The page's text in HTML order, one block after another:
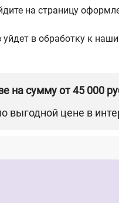
на страницу
в обработку к
на сумму от 45 000
выгодной цене в